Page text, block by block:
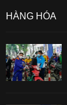
HÀNG HÓA